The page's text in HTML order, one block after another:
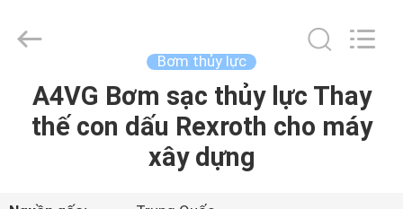
TRANG
CHỦ
Elephant
Reserved.
Bơm thủy lực
A4VG Bơm sạc thủy lực Thay
thế con dấu Rexroth cho máy
xây dựng